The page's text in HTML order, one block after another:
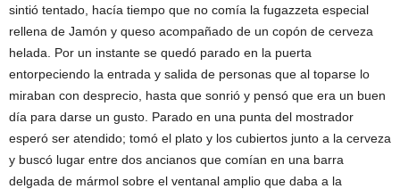
sintió tentado, hacía tiempo que no comía la fugazzeta especial
rellena de Jamón y queso acompañado de un copón de cerveza
helada. Por un instante se quedó parado en la puerta
entorpeciendo la entrada y salida de personas que al toparse lo
miraban con desprecio, hasta que sonrió y pensó que era un buen
día para darse un gusto. Parado en una punta del mostrador
esperó ser atendido; tomó el plato y los cubiertos junto a la cerveza
y buscó lugar entre dos ancianos que comían en una barra
delgada de mármol sobre el ventanal amplio que daba a la